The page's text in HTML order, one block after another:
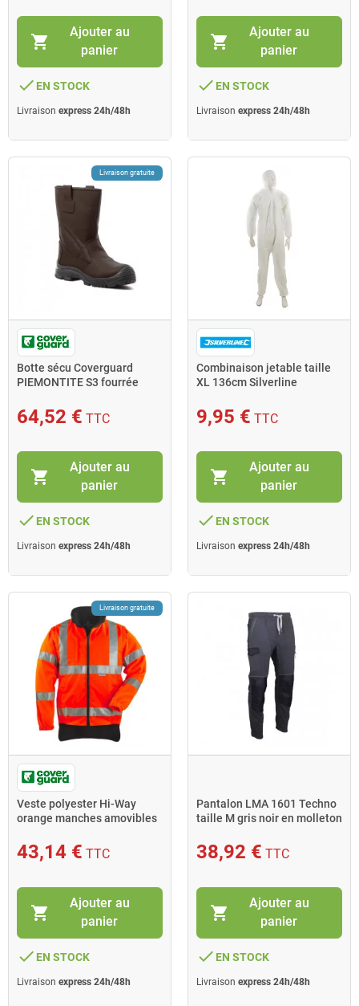
shopping_cart
Ajouter au
panier
done EN STOCK
Livraison express 24h/48h
shopping_cart
Ajouter au
panier
done EN STOCK
Livraison express 24h/48h
Livraison gratuite
Botte sécu Coverguard
PIEMONTITE S3 fourrée
64,52 € TTC
shopping_cart
Ajouter au
panier
done EN STOCK
Livraison express 24h/48h
Combinaison jetable taille
XL 136cm Silverline
9,95 € TTC
shopping_cart
Ajouter au
panier
done EN STOCK
Livraison express 24h/48h
Livraison gratuite
Veste polyester Hi-Way
orange manches amovibles
43,14 € TTC
shopping_cart
Ajouter au
panier
done EN STOCK
Livraison express 24h/48h
Pantalon LMA 1601 Techno
taille M gris noir en molleton
38,92 € TTC
shopping_cart
Ajouter au
panier
done EN STOCK
Livraison express 24h/48h